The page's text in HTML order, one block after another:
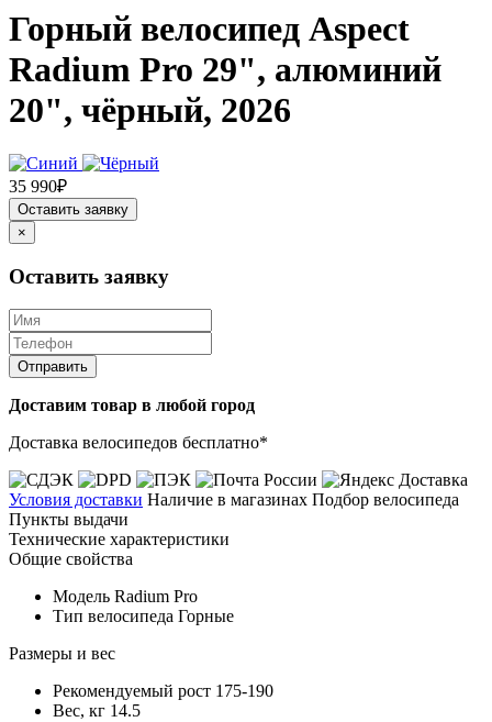
Горный велосипед Aspect
Radium Pro 29", алюминий
20", чёрный, 2026
35 990₽
Оставить заявку
×
Оставить заявку
Отправить
Доставим товар в любой город
Доставка велосипедов бесплатно*
Условия доставки Наличие в магазинах Подбор велосипеда
Пункты выдачи
Технические характеристики
Общие свойства
Модель Radium Pro
Тип велосипеда Горные
Размеры и вес
Рекомендуемый рост 175-190
Вес, кг 14.5